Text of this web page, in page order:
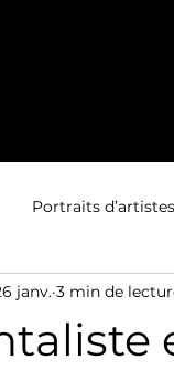
Portraits d’artistes
janv. 3 min de